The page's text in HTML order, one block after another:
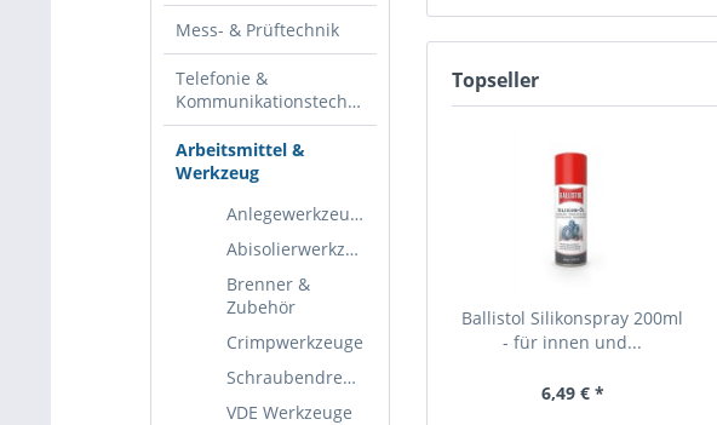
Mess- & Prüftechnik
Telefonie &
Kommunikationstechnik
Arbeitsmittel &
Werkzeug
Anlegewerkzeuge
Abisolierwerkzeuge
Brenner &
Zubehör
Crimpwerkzeuge
Schraubendreher
VDE Werkzeuge
Topseller
Ballistol Silikonspray 200ml
- für innen und...
6,49 € *